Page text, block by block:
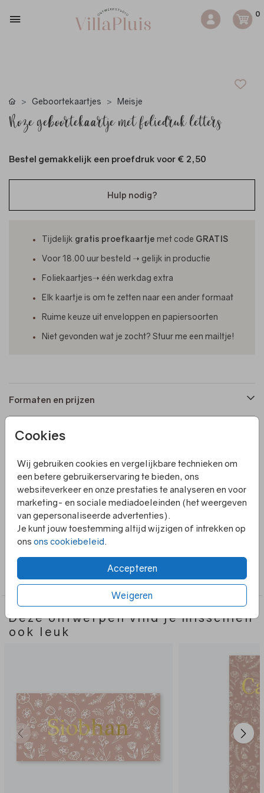
0
Cookies
Wij gebruiken cookies en vergelijkbare technieken om
een betere gebruikerservaring te bieden, ons
websiteverkeer en onze prestaties te analyseren en voor
marketing- en sociale mediadoeleinden (het weergeven
van gepersonaliseerde advertenties).
Je kunt jouw toestemming altijd wijzigen of intrekken op
ons ons cookiebeleid.
Accepteren
Weigeren
Geboortekaartjes Meisje
Roze geboortekaartje met foliedruk letters
Bestel gemakkelijk een proefdruk voor € 2,50
Hulp nodig?
Tijdelijk gratis proefkaartje met code GRATIS
Voor 18.00 uur besteld ➝ gelijk in productie
Foliekaartjes➝ één werkdag extra
Elk kaartje is om te zetten naar een ander formaat
Ruime keuze uit enveloppen en papiersoorten
Niet gevonden wat je zocht? Stuur me een mailtje!
Formaten en prijzen
Productinformatie
Omschrijving
Een liggend geboortekaartje met een dusty pink
achtergrond. Het kaartje is op zowel de voorkant als de
achterkant afgewerkt met goudfolie. In de editor kun je
het ontwerp naar wens aanpassen.
Collectie
Meisje
Deze ontwerpen vind je misschien
ook leuk